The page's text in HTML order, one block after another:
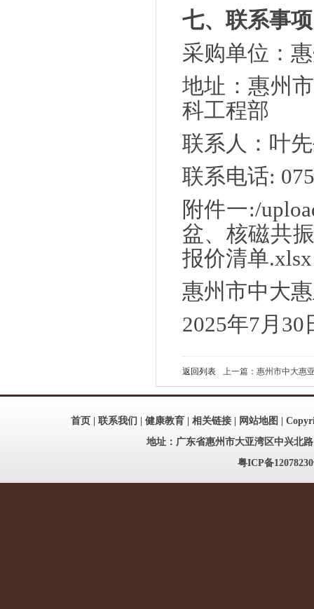
七、联系事项
采购单位：
地址：惠州
科工程部
联系人：叶
联系电话:
附件一:/
盆、核磁共
报价清单.xlsx
惠州市中大
2025年7月30
返回列表 上一篇：惠州市中大惠
首页| 联系我们 健康教育| 相关链接| 网站地图 |
地址：广东省惠州市大亚湾区中兴北
粤ICP备